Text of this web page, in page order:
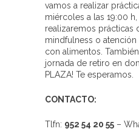
vamos a realizar
miércoles a las 19:00 h,
realizaremos prácticas
mindfulness o
con alimentos.
jorna­da de retiro en
PLAZA! Te esperamos.
CONTACTO:
Tlfn: 952 54 20 55 –